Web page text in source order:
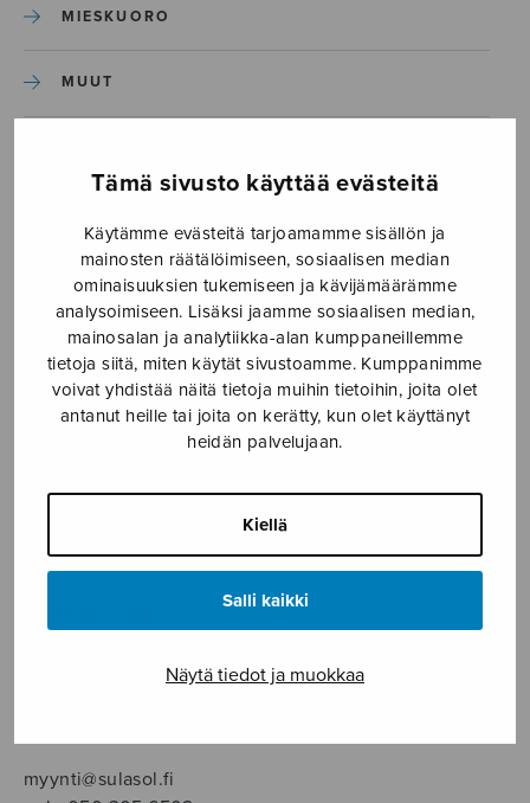
Tämä sivusto käyttää evästeitä
Käytämme evästeitä tarjoamamme sisällön ja
mainosten räätälöimiseen, sosiaalisen median
ominaisuuksien tukemiseen ja kävijämäärämme
analysoimiseen. Lisäksi jaamme sosiaalisen median,
mainosalan ja analytiikka-alan kumppaneillemme
tietoja siitä, miten käytät sivustoamme. Kumppanimme
voivat yhdistää näitä tietoja muihin tietoihin, joita olet
antanut heille tai joita on kerätty, kun olet käyttänyt
heidän palvelujaan.
Kiellä
Salli kaikki
Näytä tiedot ja muokkaa
MIESKUORO
MUUT
SOITINKOULUT JA OPPAAT
SOITINMUSIIKKI
YKSINLAULU
Sulasol nuottikauppa
myynti@sulasol.fi